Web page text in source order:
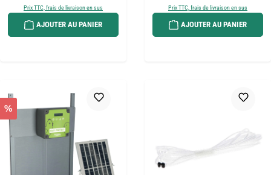
Prix TTC, frais de livraison en sus
AJOUTER AU PANIER
Prix TTC, frais de livraison en sus
AJOUTER AU PANIER
%